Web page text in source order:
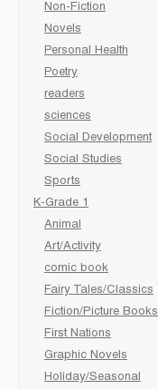
Non-Fiction
Novels
Personal Health
Poetry
readers
sciences
Social Development
Social Studies
Sports
K-Grade 1
Animal
Art/Activity
comic book
Fairy Tales/Classics
Fiction/Picture Books
First Nations
Graphic Novels
Holiday/Seasonal